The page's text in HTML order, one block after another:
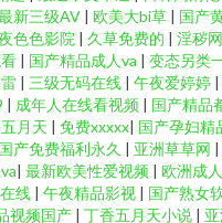
新三级AV | 欧美大bi草 | 国产
色色影院 | 久草免费的 | 淫秽
| 国产精品成人va | 变态另类
| 三级无码在线 | 午夜爱婷婷 |
| 成年人在线看视频 | 国产精品
月天 | 免费xxxxx| 国产孕妇精
国产免费福利永久 | 亚洲草草网 |
| 最新欧美性爱视频 | 欧洲成人
线 | 午夜精品影视 | 国产熟女
视频国产 | 丁香五月天小说 |